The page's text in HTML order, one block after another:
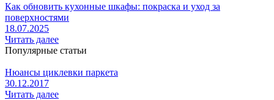
Как обновить кухонные шкафы: покраска и уход за
поверхностями
18.07.2025
Читать далее
Популярные статьи
Нюансы циклевки паркета
30.12.2017
Читать далее